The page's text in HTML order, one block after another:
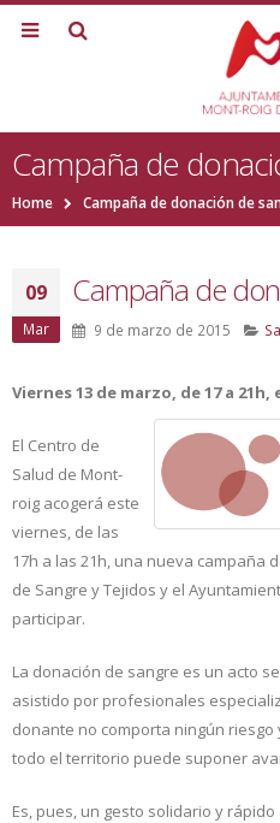
Campaña de
Home Campaña de donación de
09
Mar
Campaña de
9 de marzo de 2015
Viernes 13 de marzo, de 17 a
El Centro de
Salud de Mont-
roig acogerá este
viernes, de las
17h a las 21h, una nueva campaña
de Sangre y Tejidos y el
participar.
La donación de sangre es un acto
asistido por profesionales
donante no comporta ningún
todo el territorio puede suponer
Es, pues, un gesto solidario y